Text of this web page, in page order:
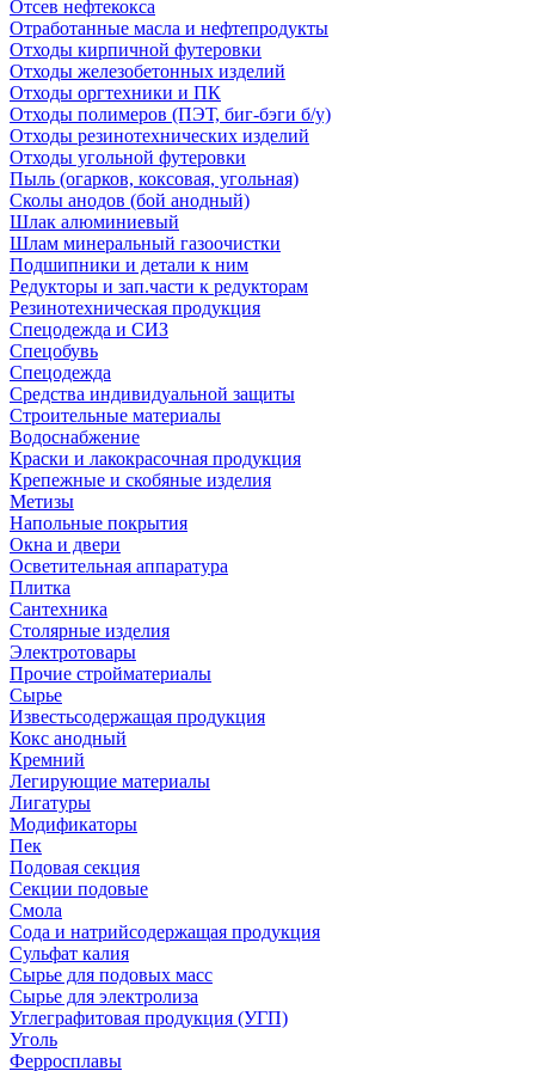
Отсев нефтекокса
Отработанные масла и нефтепродукты
Отходы кирпичной футеровки
Отходы железобетонных изделий
Отходы оргтехники и ПК
Отходы полимеров (ПЭТ, биг-бэги б/у)
Отходы резинотехнических изделий
Отходы угольной футеровки
Пыль (огарков, коксовая, угольная)
Сколы анодов (бой анодный)
Шлак алюминиевый
Шлам минеральный газоочистки
Подшипники и детали к ним
Редукторы и зап.части к редукторам
Резинотехническая продукция
Спецодежда и СИЗ
Спецобувь
Спецодежда
Средства индивидуальной защиты
Строительные материалы
Водоснабжение
Краски и лакокрасочная продукция
Крепежные и скобяные изделия
Метизы
Напольные покрытия
Окна и двери
Осветительная аппаратура
Плитка
Сантехника
Столярные изделия
Электротовары
Прочие стройматериалы
Сырье
Известьсодержащая продукция
Кокс анодный
Кремний
Легирующие материалы
Лигатуры
Модификаторы
Пек
Подовая секция
Секции подовые
Смола
Сода и натрийсодержащая продукция
Сульфат калия
Сырье для подовых масс
Сырье для электролиза
Углеграфитовая продукция (УГП)
Уголь
Ферросплавы